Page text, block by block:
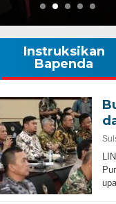
Instruksikan
Bapenda